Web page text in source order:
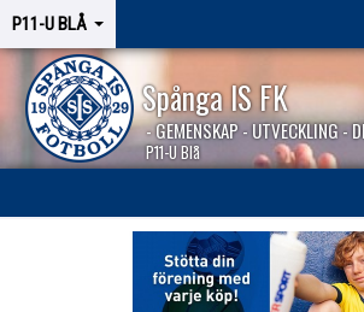
P11-U BLÅ
Spånga IS FK
- GEMENSKAP - UTVECKLING -
P11-U Blå